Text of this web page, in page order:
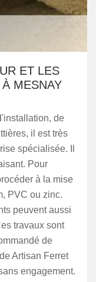
ET LES
MESNAY
de
il est très
spécialisée. Il
Pour
à la mise
PVC ou zinc.
peuvent aussi
travaux sont
de
Artisan Ferret
engagement.